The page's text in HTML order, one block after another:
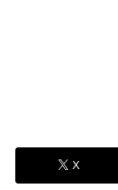
X